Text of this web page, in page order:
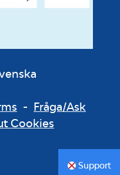
- Fråga/Ask
Cookies
Support